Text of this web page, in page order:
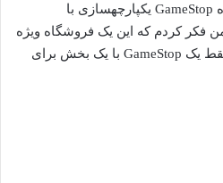
نمی گیرید. هیچ مشکلی در ایده GameStop یکپارچهسازی با
فکر کردم که این یک فروشگاه ویژه
است فقط برای فهمیدن این فقط یک GameStop با یک بخش برای